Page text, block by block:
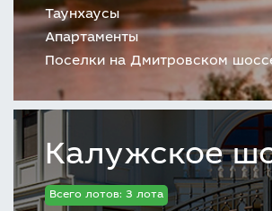
Таунхаусы
Апартаменты
Поселки на Дмитровском
Калужское
Всего лотов: 3 лота